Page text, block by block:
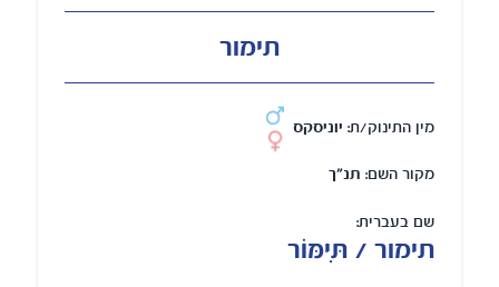
תימור
מין התינוק/ת: יוניסקס
מקור השם: תנ"ך
שם בעברית:
תימור / תִּימּוֹר